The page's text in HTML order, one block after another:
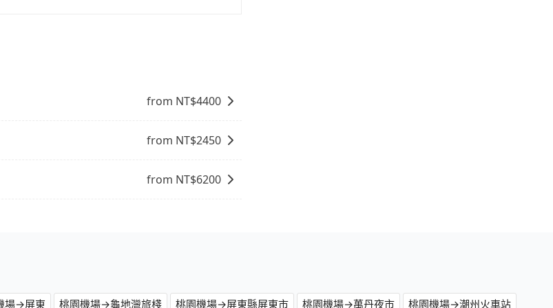
機的駕照都會不符。在路上被警察盤查請下
萬別為了省小錢而把朋友親人的安全給賭
，建議在預定時最好先與車行或平台確認。
from NT$4400
from NT$2450
from NT$6200
場→屏東 桃園機場→龜地灣旅棧 桃園機場→屏東縣屏東市 桃園機場→萬丹夜市 桃園機場→潮州火車站